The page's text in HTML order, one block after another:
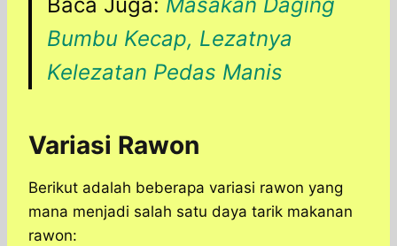
Baca Juga: Masakan Daging
Bumbu Kecap, Lezatnya
Kelezatan Pedas Manis
Variasi Rawon
Berikut adalah beberapa variasi rawon yang
mana menjadi salah satu daya tarik makanan
rawon: